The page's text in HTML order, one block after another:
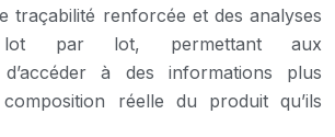
traçabilité renforcée et des analyses
lot par lot, permettant aux
d’accéder à des informations plus
réelle du produit qu’ils